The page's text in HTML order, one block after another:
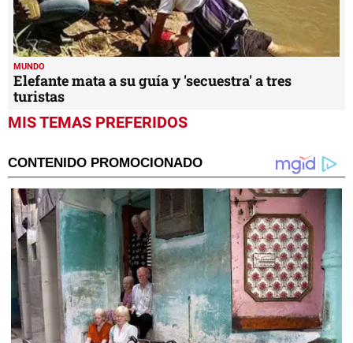
MUNDO
Elefante mata a su guía y 'secuestra' a tres
turistas
MIS TEMAS PREFERIDOS